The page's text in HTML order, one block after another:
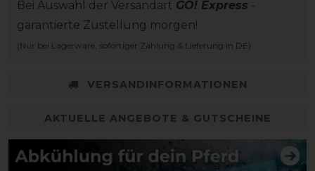
Bei Auswahl der Versandart GO! Express -
garantierte Zustellung morgen!
(Nur bei Lagerware, sofortiger Zahlung & Lieferung in DE)
VERSANDINFORMATIONEN
AKTUELLE ANGEBOTE & GUTSCHEINE